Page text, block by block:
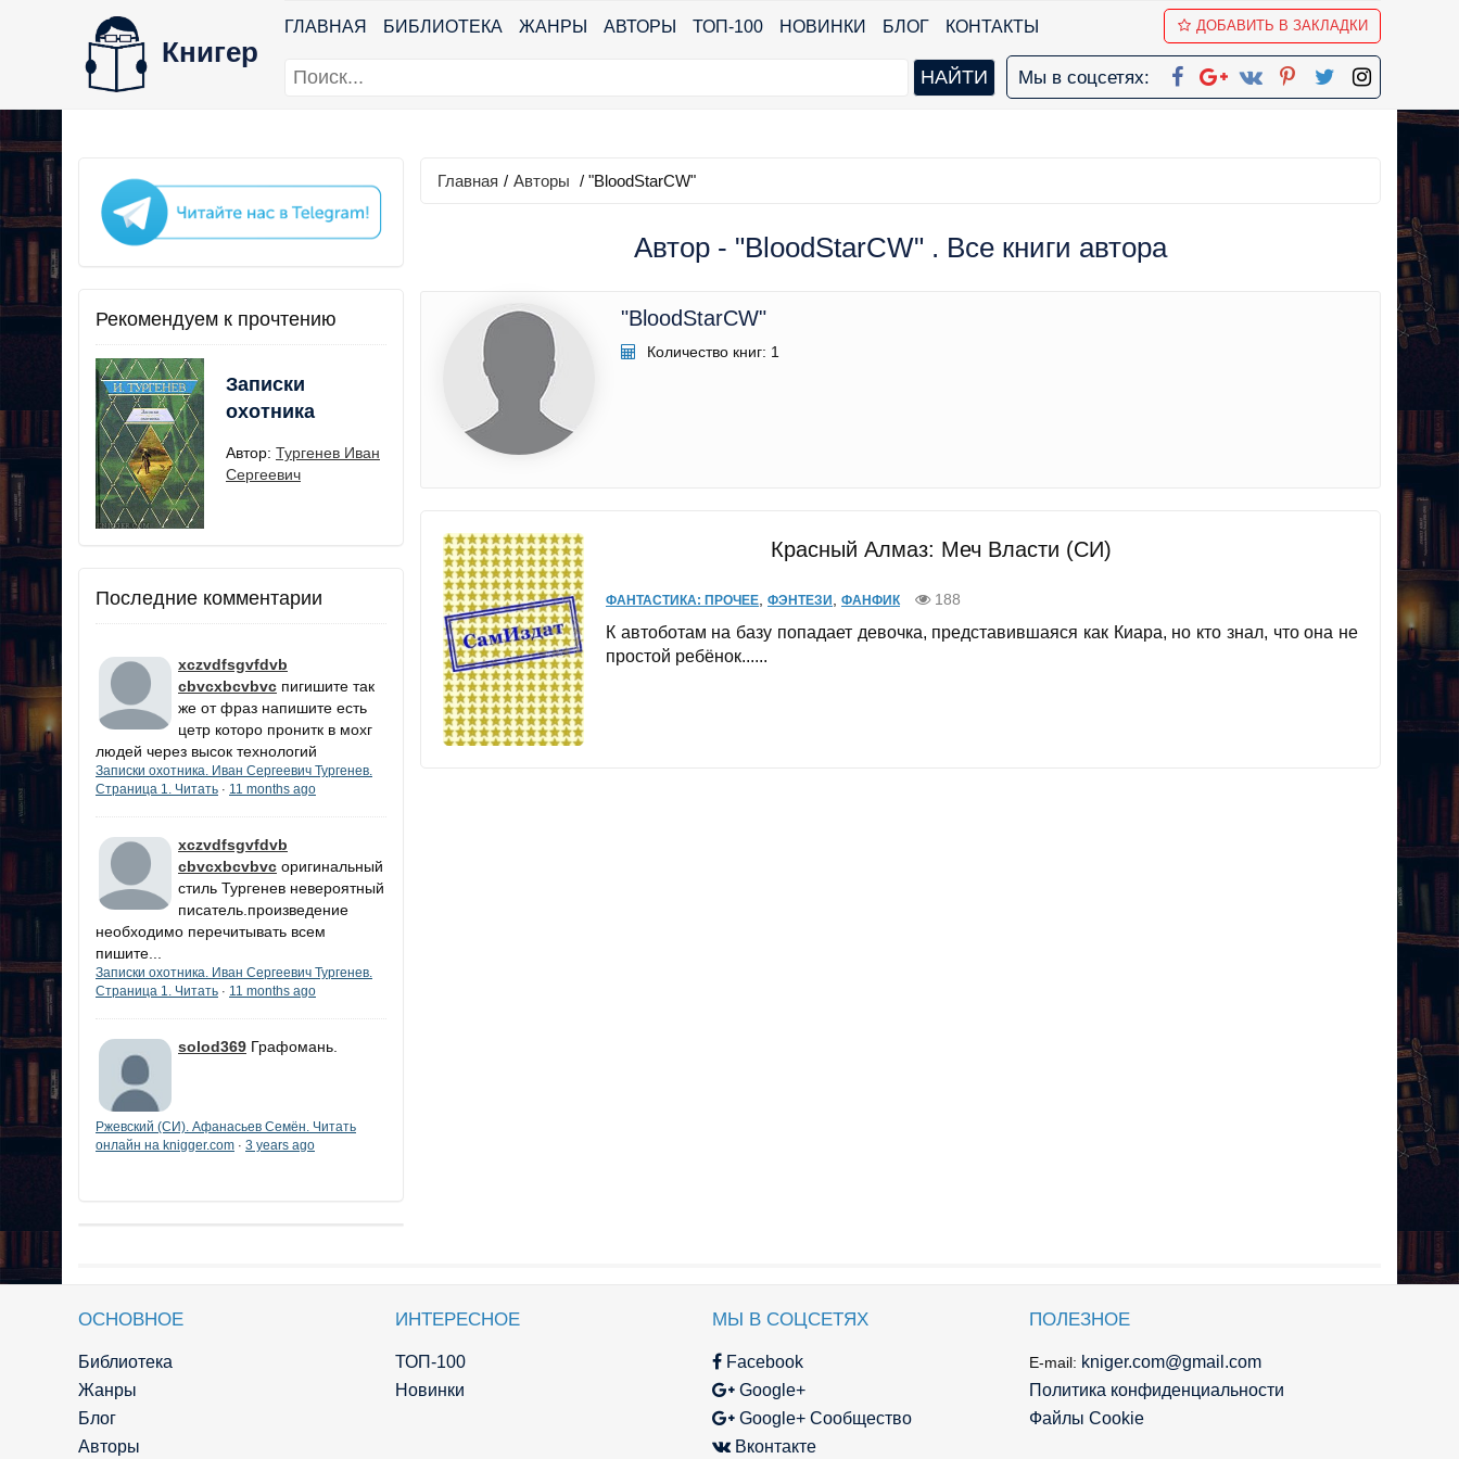
Книгер
ГЛАВНАЯ БИБЛИОТЕКА ЖАНРЫ АВТОРЫ ТОП-100 НОВИНКИ БЛОГ КОНТАКТЫ ДОБАВИТЬ В ЗАКЛАДКИ
Мы в соцсетях:
Рекомендуем к прочтению
Записки
охотника
Автор: Тургенев Иван
Сергеевич
Последние комментарии
xczvdfsgvfdvb
cbvcxbcvbvc пигишите так
же от фраз напишите есть
цетр которо пронитк в мохг
людей через высок технологий
Записки охотника. Иван Сергеевич Тургенев.
Страница 1. Читать · 11 months ago
xczvdfsgvfdvb
cbvcxbcvbvc оригинальный
стиль Тургенев невероятный
писатель.произведение
необходимо перечитывать всем
пишите...
Записки охотника. Иван Сергеевич Тургенев.
Страница 1. Читать · 11 months ago
solod369 Графомань.
Ржевский (СИ). Афанасьев Семён. Читать
онлайн на knigger.com · 3 years ago
Главная / Авторы / "BloodStarCW"
Автор - "BloodStarCW" . Все книги автора
"BloodStarCW"
Количество книг: 1
Красный Алмаз: Меч Власти (СИ)
ФАНТАСТИКА: ПРОЧЕЕ ФЭНТЕЗИ ФАНФИК 188
К автоботам на базу попадает девочка, представившаяся как Киара, но кто знал, что она не
простой ребёнок......
ОСНОВНОЕ
Библиотека
Жанры
Блог
Авторы
ИНТЕРЕСНОЕ
ТОП-100
Новинки
МЫ В СОЦСЕТЯХ
Facebook
Google+
Google+ Сообщество
Вконтакте
ПОЛЕЗНОЕ
E-mail: kniger.com@gmail.com
Политика конфиденциальности
Файлы Cookie